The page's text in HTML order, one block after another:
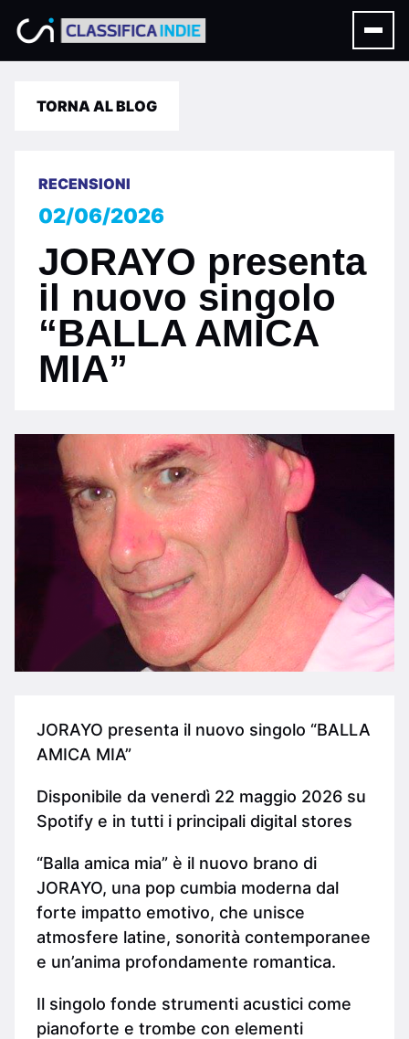
TORNA AL BLOG
RECENSIONI
02/06/2026
JORAYO presenta
il nuovo singolo
“BALLA AMICA
MIA”
JORAYO presenta il nuovo singolo “BALLA
AMICA MIA”
Disponibile da venerdì 22 maggio 2026 su
Spotify e in tutti i principali digital stores
“Balla amica mia” è il nuovo brano di
JORAYO, una pop cumbia moderna dal
forte impatto emotivo, che unisce
atmosfere latine, sonorità contemporanee
e un’anima profondamente romantica.
Il singolo fonde strumenti acustici come
pianoforte e trombe con elementi